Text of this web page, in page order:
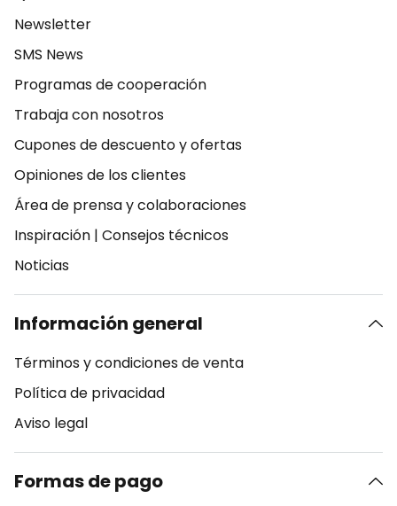
Newsletter
SMS News
Programas de cooperación
Trabaja con nosotros
Cupones de descuento y ofertas
Opiniones de los clientes
Área de prensa y colaboraciones
Inspiración | Consejos técnicos
Noticias
Información general
Términos y condiciones de venta
Política de privacidad
Aviso legal
Formas de pago